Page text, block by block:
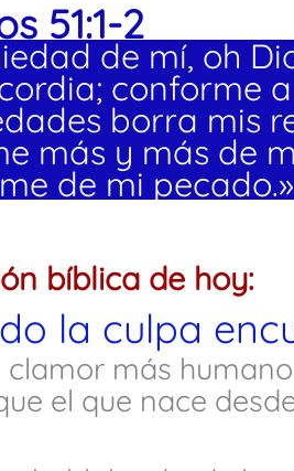
51:1-2
de mí, oh
conforme
borra mis
más y más de
de mi pecado.»
bíblica de hoy:
la culpa
clamor más
el que nace